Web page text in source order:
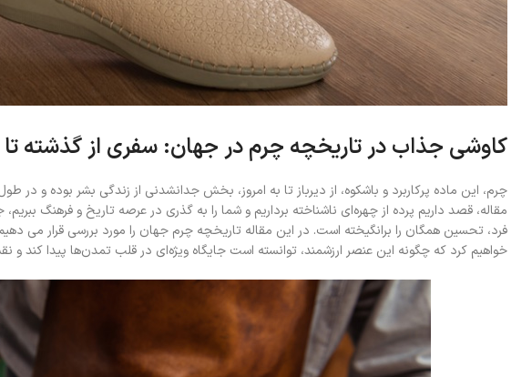
کاوشی جذاب در تاریخچه چرم در جهان: سفری از گذشته تا
چرم، این ماده پرکاربرد و باشکوه، از دیرباز تا به امروز، بخش جدانشدنی از زندگی بشر بوده و در
مقاله، قصد داریم پرده از چهره‌ای ناشناخته برداریم و شما را به گذری در عرصه تاریخ و فرهنگ
فرد، تحسین همگان را برانگیخته است. در این مقاله تاریخچه چرم جهان را مورد بررسی قرار می
خواهیم کرد که چگونه این عنصر ارزشمند، توانسته است جایگاه ویژه‌ای در قلب تمدن‌ها پیدا کند